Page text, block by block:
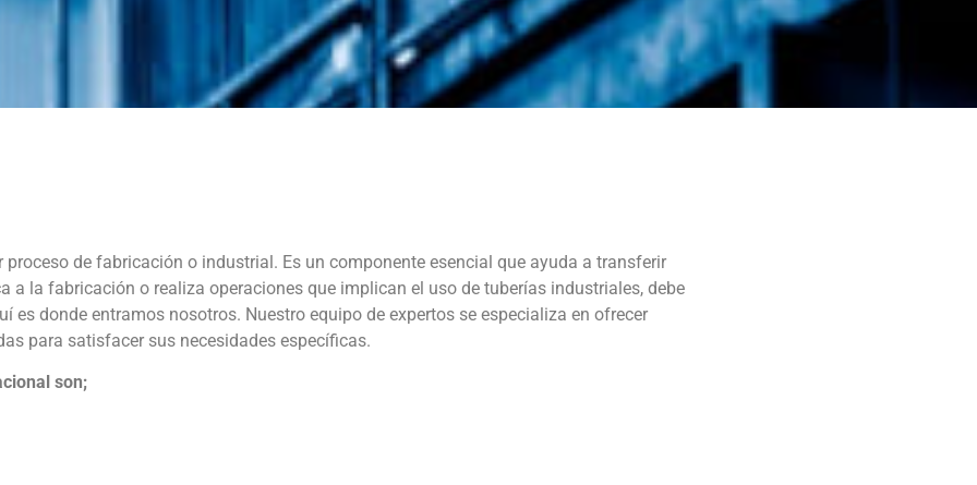
de fabricación o industrial. Es un componente esencial que ayuda a transferir
a la fabricación o realiza operaciones que implican el uso de tuberías industriales, debe
es donde entramos nosotros. Nuestro equipo de expertos se especializa en ofrecer
para satisfacer sus necesidades específicas.
son;